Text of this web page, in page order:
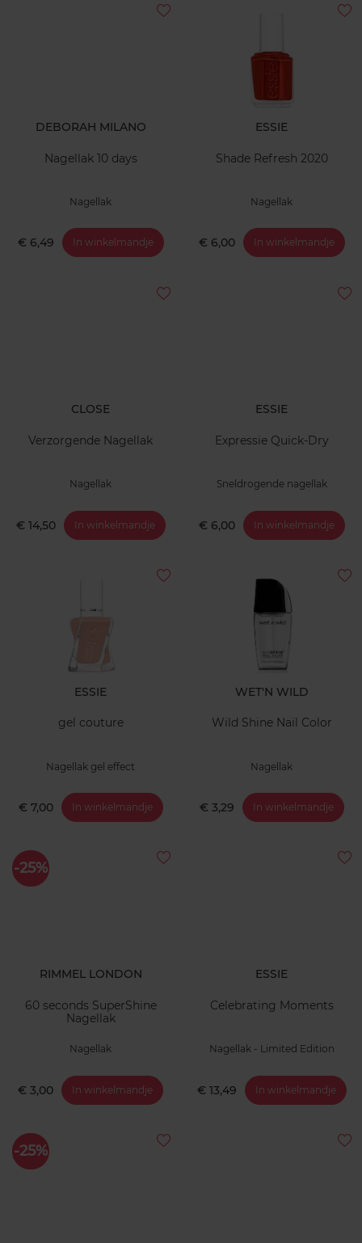
DEBORAH MILANO
Nagellak 10 days
Nagellak
€ 6,49 In winkelmandje
ESSIE
Shade Refresh 2020
Nagellak
€ 6,00 In winkelmandje
CLOSE
Verzorgende Nagellak
Nagellak
€ 14,50 In winkelmandje
ESSIE
Expressie Quick-Dry
Sneldrogende nagellak
€ 6,00 In winkelmandje
ESSIE
gel couture
Nagellak gel effect
€ 7,00 In winkelmandje
WET'N WILD
Wild Shine Nail Color
Nagellak
€ 3,29 In winkelmandje
-25%
RIMMEL LONDON
60 seconds SuperShine
Nagellak
Nagellak
€ 3,00 In winkelmandje
ESSIE
Celebrating Moments
Nagellak - Limited Edition
€ 13,49 In winkelmandje
-25%